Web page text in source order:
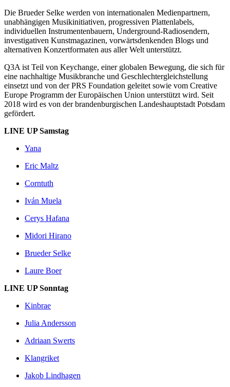
Die Brueder Selke werden von internationalen Medienpartnern,
unabhängigen Musikinitiativen, progressiven Plattenlabels,
individuellen Instrumentenbauern, Underground-Radiosendern,
investigativen Kunstmagazinen, vorwärtsdenkenden Blogs und
alternativen Konzertformaten aus aller Welt unterstützt.
Q3A ist Teil von Keychange, einer globalen Bewegung, die sich für
eine nachhaltige Musikbranche und Geschlechtergleichstellung
einsetzt und von der PRS Foundation geleitet sowie vom Creative
Europe Programm der Europäischen Union unterstützt wird. Seit
2018 wird es von der brandenburgischen Landeshauptstadt Potsdam
gefördert.
LINE UP Samstag
Yana
Eric Maltz
Corntuth
Iván Muela
Cerys Hafana
Midori Hirano
Brueder Selke
Laure Boer
LINE UP Sonntag
Kinbrae
Julia Andersson
Adriaan Swerts
Klangriket
Jakob Lindhagen